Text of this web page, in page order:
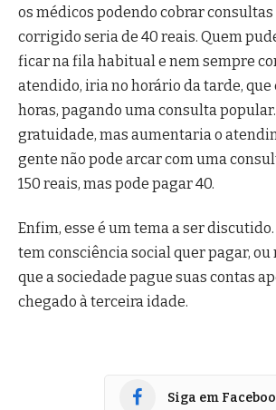
os médicos podendo cobrar consultas
corrigido seria de 40 reais. Quem
ficar na fila habitual e nem sempre
atendido, iria no horário da tarde, que
horas, pagando uma consulta
gratuidade, mas aumentaria o
gente não pode arcar com uma
150 reais, mas pode pagar 40.
Enfim, esse é um tema a ser
tem consciência social quer pagar, ou
que a sociedade pague suas contas
chegado à terceira idade.
Siga em